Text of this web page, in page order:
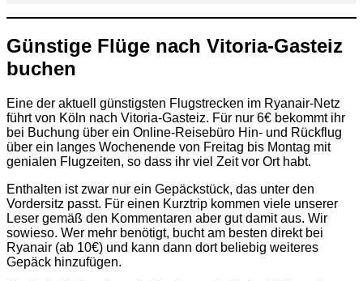
Günstige Flüge nach Vitoria-Gasteiz
buchen
Eine der aktuell günstigsten Flugstrecken im Ryanair-Netz
führt von Köln nach Vitoria-Gasteiz. Für nur 6€ bekommt ihr
bei Buchung über ein Online-Reisebüro Hin- und Rückflug
über ein langes Wochenende von Freitag bis Montag mit
genialen Flugzeiten, so dass ihr viel Zeit vor Ort habt.
Enthalten ist zwar nur ein Gepäckstück, das unter den
Vordersitz passt. Für einen Kurztrip kommen viele unserer
Leser gemäß den Kommentaren aber gut damit aus. Wir
sowieso. Wer mehr benötigt, bucht am besten direkt bei
Ryanair (ab 10€) und kann dann dort beliebig weiteres
Gepäck hinzufügen.